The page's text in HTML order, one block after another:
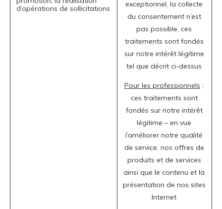
d’opérations de sollicitations
exceptionnel, la collecte
du consentement n’est
pas possible, ces
traitements sont fondés
sur notre intérêt légitime
tel que décrit ci-dessus
Pour les professionnels :
ces traitements sont
fondés sur notre intérêt
légitime – en vue
l’améliorer notre qualité
de service, nos offres de
produits et de services
ainsi que le contenu et la
présentation de nos sites
Internet